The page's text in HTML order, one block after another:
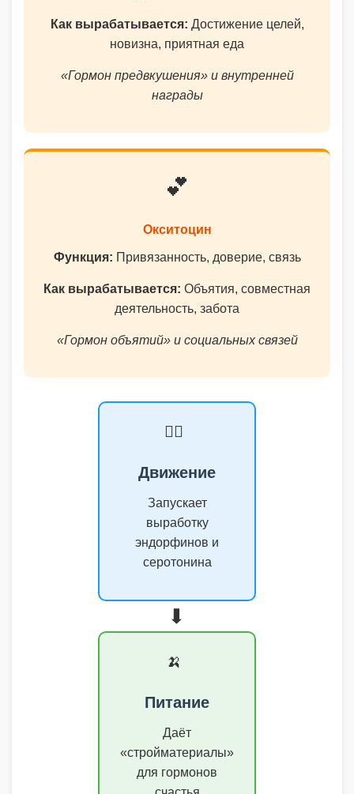
Как вырабатывается: Достижение целей,
новизна, приятная еда
«Гормон предвкушения» и внутренней
награды
💕
Окситоцин
Функция: Привязанность, доверие, связь
Как вырабатывается: Объятия, совместная
деятельность, забота
«Гормон объятий» и социальных связей
🏃‍♀️
Движение
Запускает
выработку
эндорфинов и
серотонина
➡️
🍌
Питание
Даёт
«стройматериалы»
для гормонов